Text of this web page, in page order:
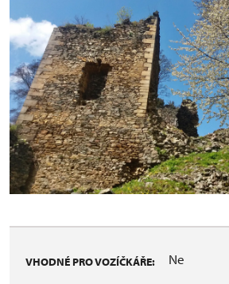
VHODNÉ PRO VOZÍČKÁŘE: Ne